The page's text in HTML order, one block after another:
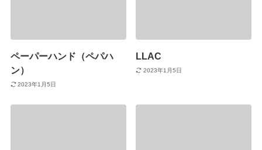
ペーパーハンド（ペパハ
ン）
2023年1月5日
LLAC
2023年1月5日